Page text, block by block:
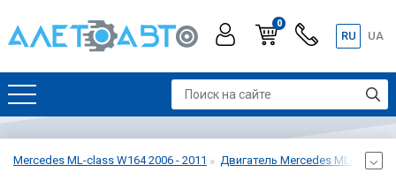
0
RU UA
Mercedes ML-class W164 2006 - 2011 Двигатель Mercedes ML-class